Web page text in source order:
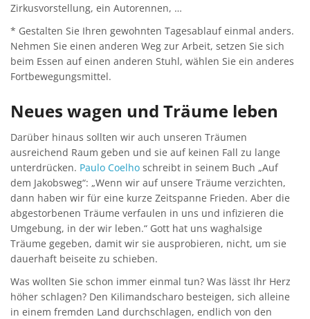
Zirkusvorstellung, ein Autorennen, …
* Gestalten Sie Ihren gewohnten Tagesablauf einmal anders.
Nehmen Sie einen anderen Weg zur Arbeit, setzen Sie sich
beim Essen auf einen anderen Stuhl, wählen Sie ein anderes
Fortbewegungsmittel.
Neues wagen und Träume leben
Darüber hinaus sollten wir auch unseren Träumen
ausreichend Raum geben und sie auf keinen Fall zu lange
unterdrücken. Paulo Coelho schreibt in seinem Buch „Auf
dem Jakobsweg“: „Wenn wir auf unsere Träume verzichten,
dann haben wir für eine kurze Zeitspanne Frieden. Aber die
abgestorbenen Träume verfaulen in uns und infizieren die
Umgebung, in der wir leben.“ Gott hat uns waghalsige
Träume gegeben, damit wir sie ausprobieren, nicht, um sie
dauerhaft beiseite zu schieben.
Was wollten Sie schon immer einmal tun? Was lässt Ihr Herz
höher schlagen? Den Kilimandscharo besteigen, sich alleine
in einem fremden Land durchschlagen, endlich von den